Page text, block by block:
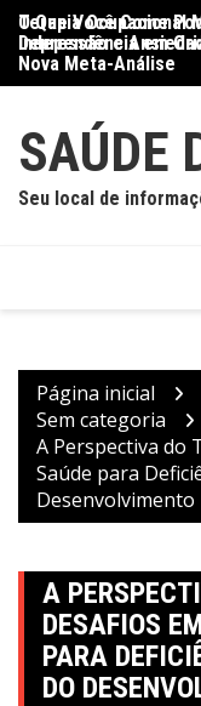
para
conteúdo
O Que Você Come
Depressão e
Terapia Ocupacional
Independência em
Nova Meta-Análise
SAÚDE
Seu local de
Página inicial
Sem categoria
A Perspectiva do
Saúde para
Desenvolvimento
A
DESAFIOS
PARA
DO